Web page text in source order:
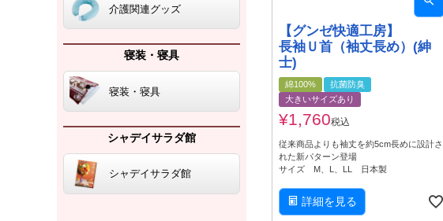
介護関連グッズ
寝装・寝具
寝装・寝具
シャデイサラダ館
シャデイサラダ館
【グンゼ快適工房】
長袖Ｕ首（袖丈長め）(紳
士)
綿100%
抗菌防臭
大きいサイズあり
¥1,760税込
従来商品よりも袖丈を約5cm長めに設計さ
れた新パターン登場
サイズ M、L、LL 日本製
詳細を見る